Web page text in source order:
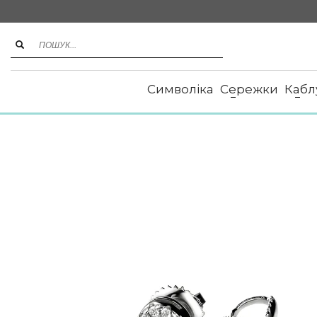
Символіка Сережки